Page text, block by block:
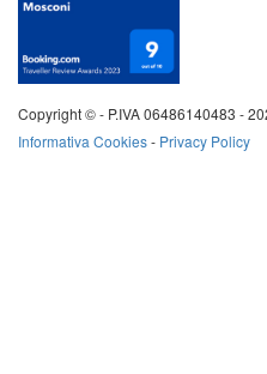
Copyright © - P.IVA 06486140483 -
Informativa Cookies- Privacy Policy